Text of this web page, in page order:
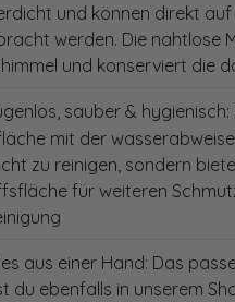
und können direkt auf
werden. Die nahtlose
und konserviert die
sauber &
mit der
zu reinigen, sondern
für weiteren
aus einer Hand: Das
du ebenfalls in unserem